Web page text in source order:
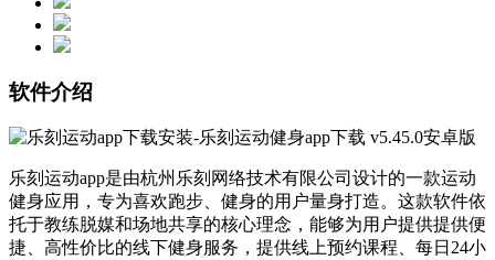
软件介绍
乐刻运动app是由杭州乐刻网络技术有限公司设计的一款运动
健身应用，专为喜欢跑步、健身的用户量身打造。这款软件依
托于教练脱媒和场地共享的核心理念，能够为用户提供提供便
捷、高性价比的线下健身服务，提供线上预约课程、每日24小